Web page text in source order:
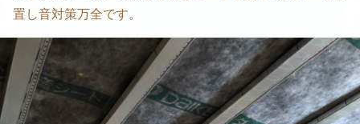
置し音対策万全です。